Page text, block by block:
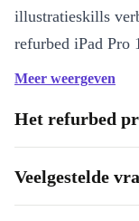
illustratieskills
refurbed iPad Pro
visueel hulpstuk
Pro-camera
De refurbed iPad
van topkwaliteit.
megapixels en
Meer weergeven
Het refurbed
Veelgestelde